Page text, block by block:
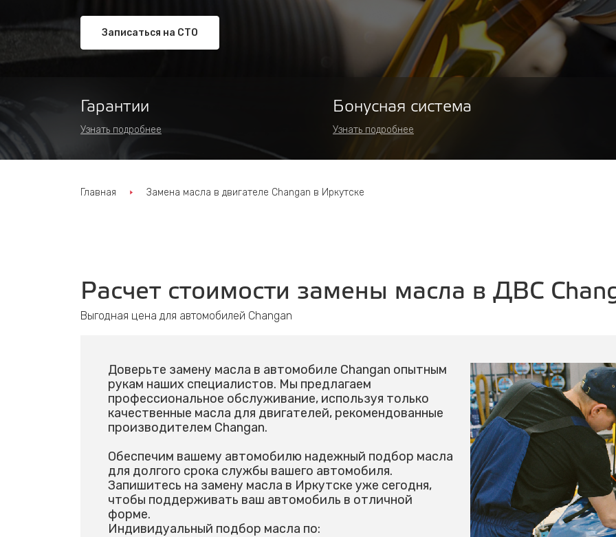
Записаться на СТО
Гарантии
Узнать подробнее
Бонусная система
Узнать подробнее
Главная Замена масла в двигателе Changan в Иркутске
Расчет стоимости замены масла в ДВС
Выгодная цена для автомобилей Changan
Доверьте замену масла в автомобиле Changan опытным
рукам наших специалистов. Мы предлагаем
профессиональное обслуживание, используя только
качественные масла для двигателей, рекомендованные
производителем Changan.
Обеспечим вашему автомобилю надежный подбор масла
для долгого срока службы вашего автомобиля.
Запишитесь на замену масла в Иркутске уже сегодня,
чтобы поддерживать ваш автомобиль в отличной
форме.
Индивидуальный подбор масла по: